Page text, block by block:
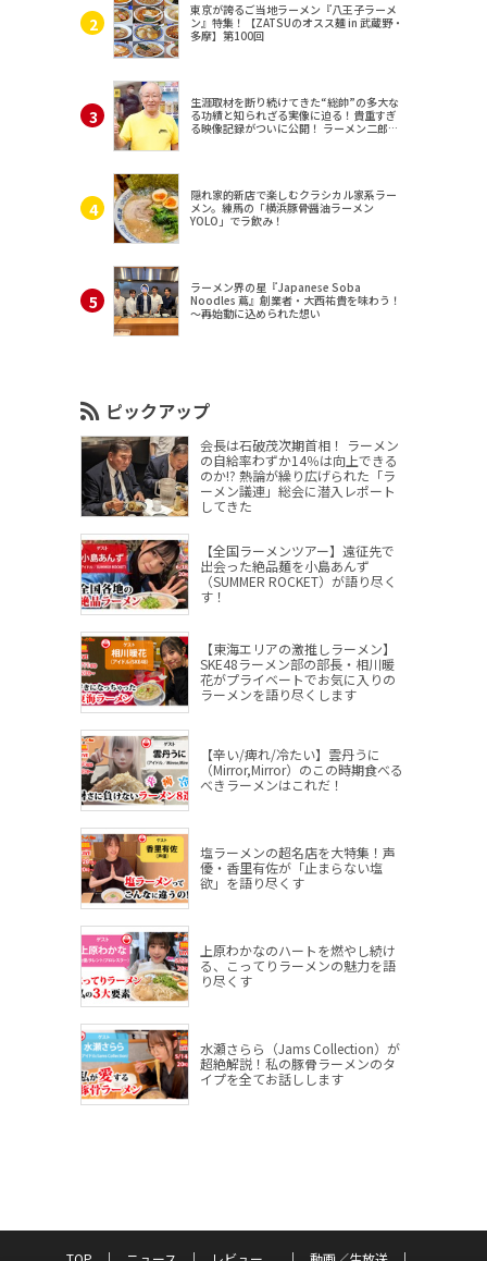
東京が誇るご当地ラーメン『八王子ラーメ
ン』特集！【ZATSUのオスス麺 in 武蔵野・
多摩】第100回
生涯取材を断り続けてきた“総帥”の多大な
る功績と知られざる実像に迫る！貴重すぎ
る映像記録がついに公開！ ラーメン二郎
隠れ家的新店で楽しむクラシカル家系ラー
メン。練馬の「横浜豚骨醤油ラーメン
YOLO」でラ飲み！
ラーメン界の星『Japanese Soba
Noodles 蔦』創業者・大西祐貴を味わう！
～再始動に込められた想い
ピックアップ
会長は石破茂次期首相！ ラーメン
の自給率わずか14％は向上できる
のか!? 熱論が繰り広げられた「ラ
ーメン議連」総会に潜入レポート
してきた
【全国ラーメンツアー】遠征先で
出会った絶品麺を小島あんず
（SUMMER ROCKET）が語り尽く
す！
【東海エリアの激推しラーメン】
SKE48ラーメン部の部長・相川暖
花がプライベートでお気に入りの
ラーメンを語り尽くします
【辛い/痺れ/冷たい】雲丹うに
（Mirror,Mirror）のこの時期食べる
べきラーメンはこれだ！
塩ラーメンの超名店を大特集！声
優・香里有佐が「止まらない塩
欲」を語り尽くす
上原わかなのハートを燃やし続け
る、こってりラーメンの魅力を語
り尽くす
水瀬さらら（Jams Collection）が
超絶解説！私の豚骨ラーメンのタ
イプを全てお話しします